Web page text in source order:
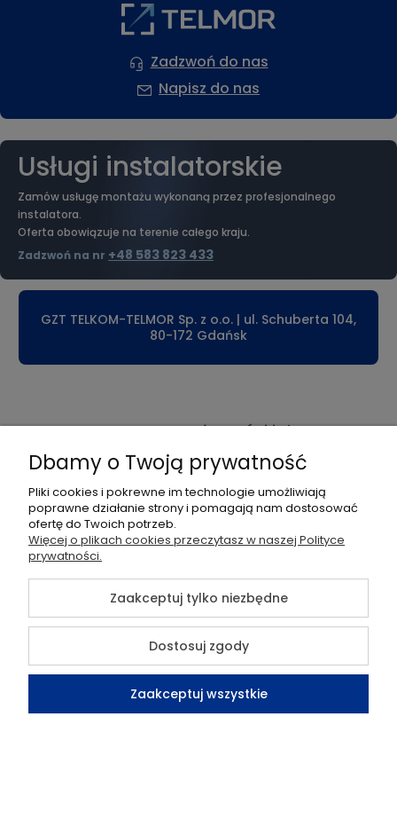
Zadzwoń do nas
Napisz do nas
Usługi instalatorskie
Zamów usługę montażu wykonaną przez profesjonalnego
instalatora.
Oferta obowiązuje na terenie całego kraju.
Zadzwoń na nr +48 583 823 433
GZT TELKOM-TELMOR Sp. z o.o. | ul. Schuberta 104,
80-172 Gdańsk
Płatności i dostawa
Informacje
Pomoc
Moje konto
O nas
©2026 Wszelkie Prawa Zastrzeżone | Sklep TELMOR
Szablon Flex by Ecommercy
Dbamy o Twoją prywatność
Pliki cookies i pokrewne im technologie umożliwiają
poprawne działanie strony i pomagają nam dostosować
ofertę do Twoich potrzeb.
Więcej o plikach cookies przeczytasz w naszej Polityce
prywatności.
Zaakceptuj tylko niezbędne
Dostosuj zgody
Zaakceptuj wszystkie